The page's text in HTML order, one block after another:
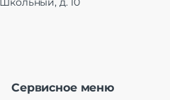
Сервисное меню